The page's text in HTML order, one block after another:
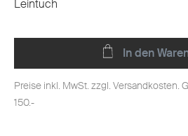
Leintuch
In den
Preise inkl. MwSt. zzgl. Versandkosten.
150.-